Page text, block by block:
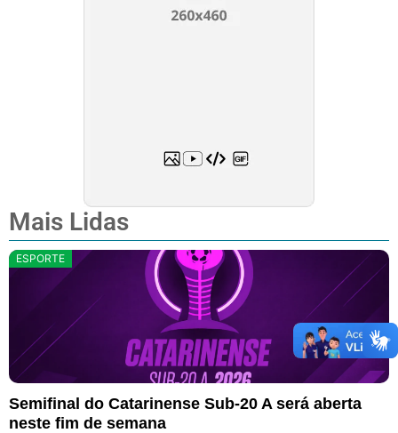
Mais Lidas
ESPORTE
Semifinal do Catarinense Sub-20 A será aberta
neste fim de semana